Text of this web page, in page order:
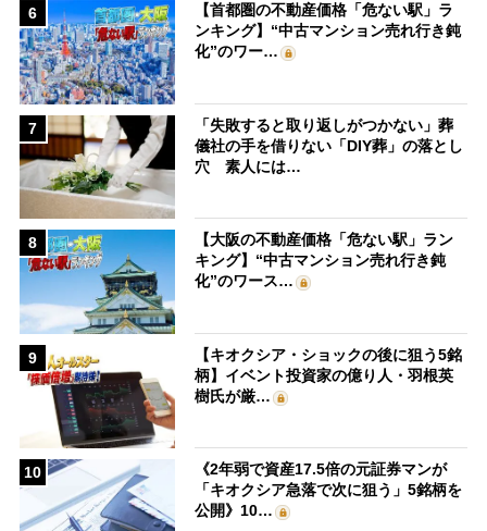
6
【首都圏の不動産価格「危ない駅」ラ
ンキング】“中古マンション売れ行き鈍
化”のワー…
7
「失敗すると取り返しがつかない」葬
儀社の手を借りない「DIY葬」の落とし
穴 素人には…
8
【大阪の不動産価格「危ない駅」ラン
キング】“中古マンション売れ行き鈍
化”のワース…
9
【キオクシア・ショックの後に狙う5銘
柄】イベント投資家の億り人・羽根英
樹氏が厳…
10
《2年弱で資産17.5倍の元証券マンが
「キオクシア急落で次に狙う」5銘柄を
公開》10…